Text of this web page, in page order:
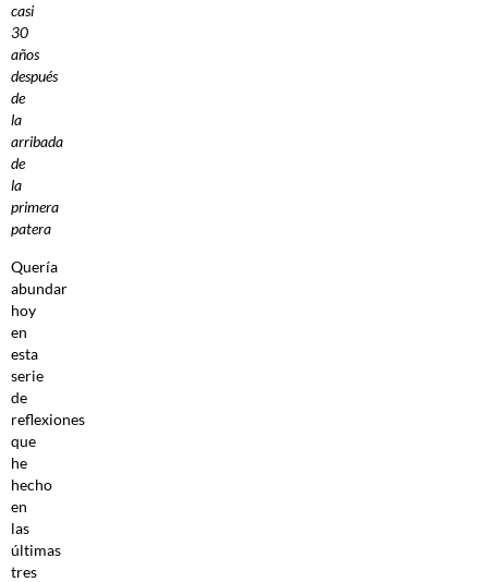
casi
30
años
después
de
la
arribada
de
la
primera
patera
Quería
abundar
hoy
en
esta
serie
de
reflexiones
que
he
hecho
en
las
últimas
tres